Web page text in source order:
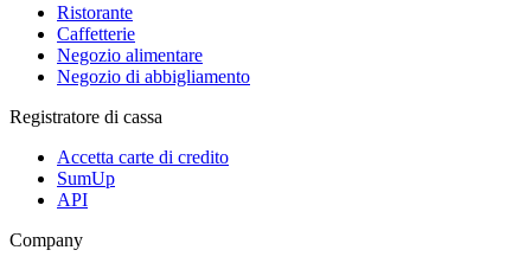
Ristorante
Caffetterie
Negozio alimentare
Negozio di abbigliamento
Registratore di cassa
Accetta carte di credito
SumUp
API
Company